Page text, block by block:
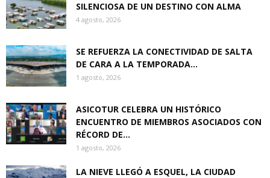
SILENCIOSA DE UN DESTINO CON ALMA
4 agosto, 2026
SE REFUERZA LA CONECTIVIDAD DE SALTA
DE CARA A LA TEMPORADA...
1 agosto, 2026
ASICOTUR CELEBRA UN HISTÓRICO
ENCUENTRO DE MIEMBROS ASOCIADOS CON
RÉCORD DE...
1 agosto, 2026
LA NIEVE LLEGÓ A ESQUEL, LA CIUDAD